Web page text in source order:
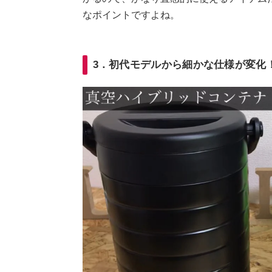
なポイントですよね。
3．初代モデルから細かな仕様が変化